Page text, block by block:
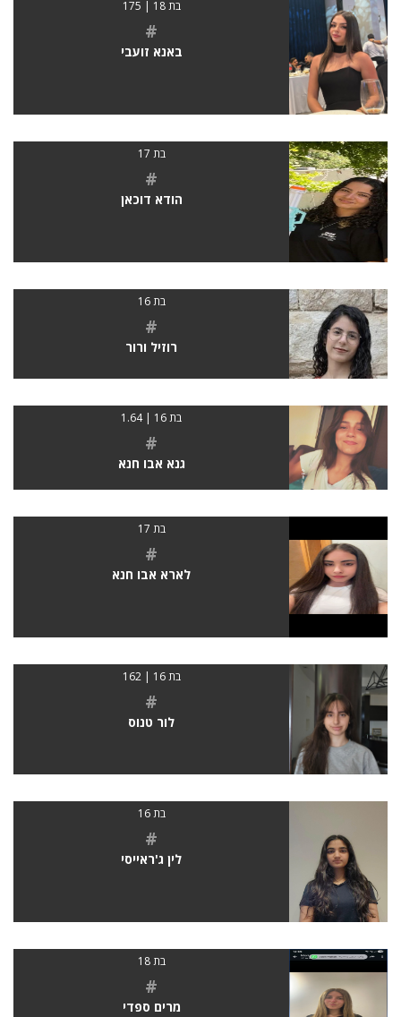
בת 18 | 175
#
באנא זועבי
בת 17
#
הודא דוכאן
בת 16
#
רוזיל ורור
בת 16 | 1.64
#
גנא אבו חנא
בת 17
#
לארא אבו חנא
בת 16 | 162
#
לור טנוס
בת 16
#
לין ג'ראייסי
בת 18
#
מרים ספדי